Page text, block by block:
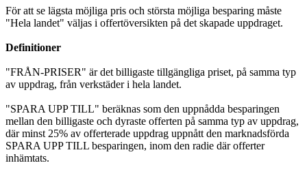
För att se lägsta möjliga pris och största möjliga besparing måste
"Hela landet" väljas i offertöversikten på det skapade uppdraget.
Definitioner
"FRÅN-PRISER" är det billigaste tillgängliga priset, på samma typ
av uppdrag, från verkstäder i hela landet.
"SPARA UPP TILL" beräknas som den uppnådda besparingen
mellan den billigaste och dyraste offerten på samma typ av uppdrag,
där minst 25% av offerterade uppdrag uppnått den marknadsförda
SPARA UPP TILL besparingen, inom den radie där offerter
inhämtats.